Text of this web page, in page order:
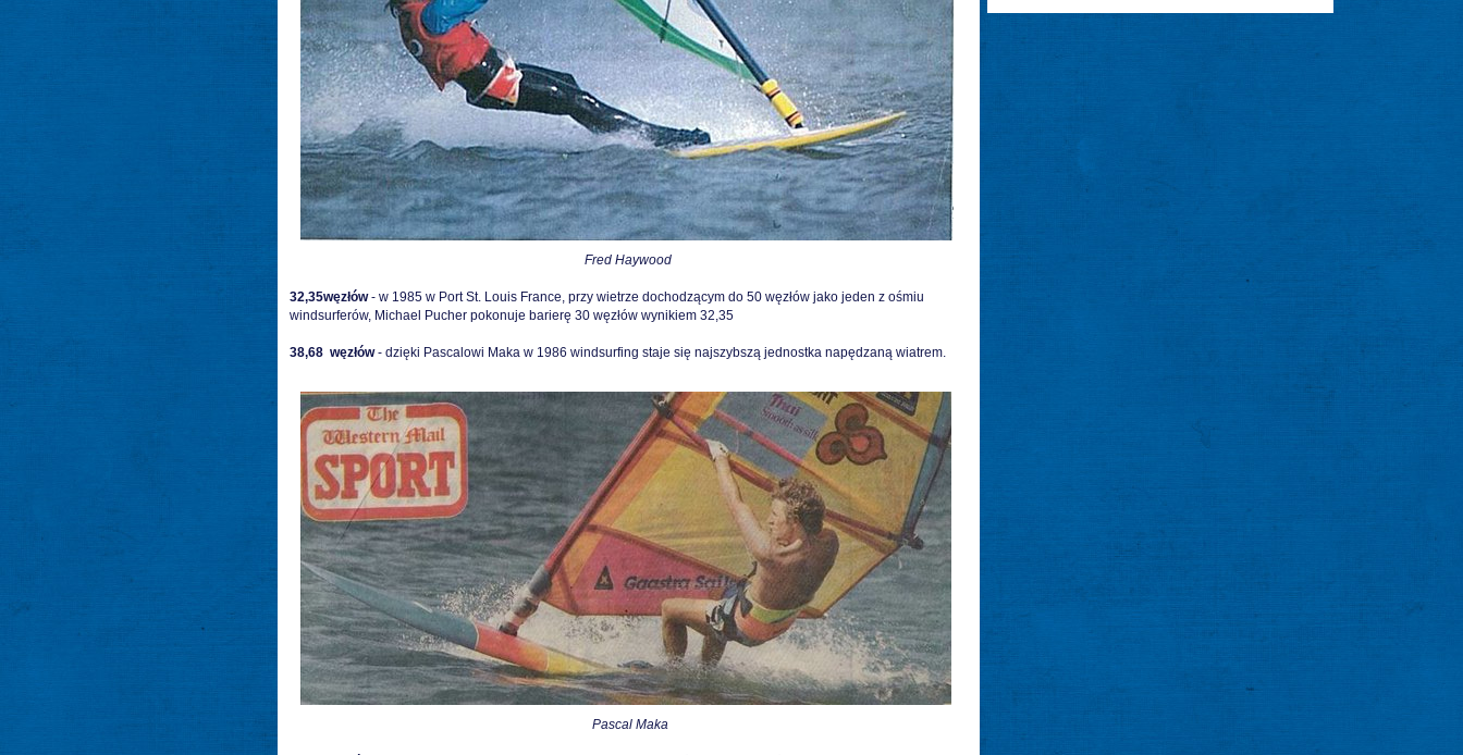
Fred Haywood
32,35węzłów- w 1985 w Port St. Louis France, przy wietrze dochodzącym do 50 węzłów jako jeden z ośmiu
windsurferów, Michael Pucher pokonuje barierę 30 węzłów wynikiem 32,35
38,68 węzłów- dzięki Pascalowi Maka w 1986 windsurfing staje się najszybszą jednostka napędzaną wiatrem.
Pascal Maka